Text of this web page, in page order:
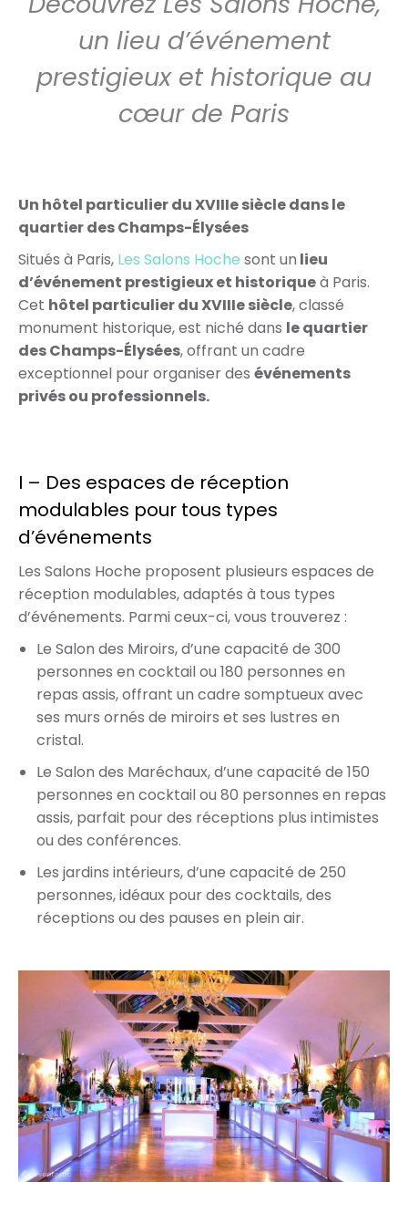
un lieu d’événement
prestigieux et historique au
cœur de Paris
Un hôtel particulier du XVIIIe siècle dans le
quartier des Champs-Élysées
Situés à Paris, Les Salons Hoche sont un lieu
d’événement prestigieux et historiqueà Paris.
Cet hôtel particulier du XVIIIe siècle, classé
monument historique, est niché dans le quartier
des Champs-Élysées, offrant un cadre
exceptionnel pour organiser des événements
privés ou professionnels.
I – Des espaces de réception
modulables pour tous types
d’événements
Les Salons Hoche proposent plusieurs espaces de
réception modulables, adaptés à tous types
d’événements. Parmi ceux-ci, vous trouverez :
Le Salon des Miroirs, d’une capacité de 300
personnes en cocktail ou 180 personnes en
repas assis, offrant un cadre somptueux avec
ses murs ornés de miroirs et ses lustres en
cristal.
Le Salon des Maréchaux, d’une capacité de 150
personnes en cocktail ou 80 personnes en repas
assis, parfait pour des réceptions plus intimistes
ou des conférences.
Les jardins intérieurs, d’une capacité de 250
personnes, idéaux pour des cocktails, des
réceptions ou des pauses en plein air.